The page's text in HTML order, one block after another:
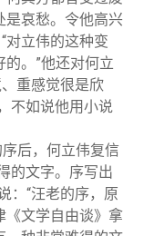
是哀愁。令他高兴
对立伟的这种变
。”他还对何立
重感觉很是欣
不如说他用小说
后，何立伟复信
的文字。序写出
：“汪老的序，原
《文学自由谈》拿